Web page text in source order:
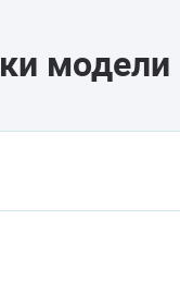
модели